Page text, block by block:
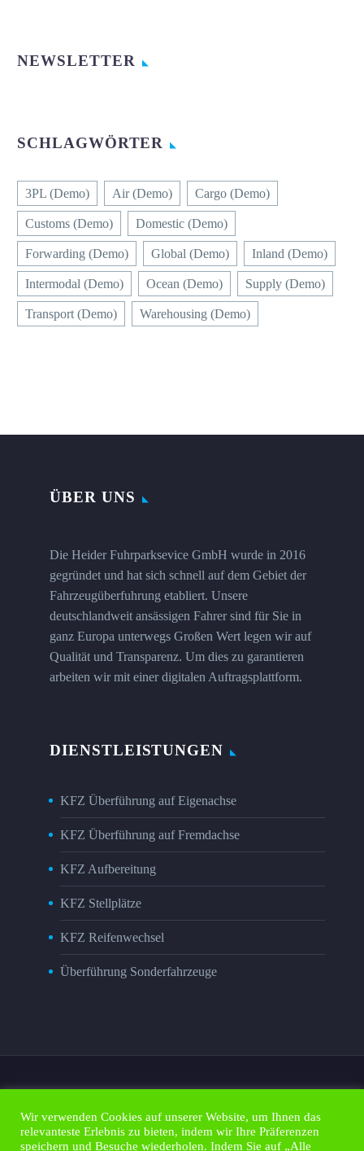
NEWSLETTER
SCHLAGWÖRTER
3PL (Demo) Air (Demo) Cargo (Demo)
Customs (Demo) Domestic (Demo)
Forwarding (Demo) Global (Demo) Inland (Demo)
Intermodal (Demo) Ocean (Demo) Supply (Demo)
Transport (Demo) Warehousing (Demo)
ÜBER UNS
Die Heider Fuhrparksevice GmbH wurde in 2016
gegründet und hat sich schnell auf dem Gebiet der
Fahrzeugüberfuhrung etabliert. Unsere
deutschlandweit ansässigen Fahrer sind für Sie in
ganz Europa unterwegs Großen Wert legen wir auf
Qualität und Transparenz. Um dies zu garantieren
arbeiten wir mit einer digitalen Auftragsplattform.
DIENSTLEISTUNGEN
KFZ Überführung auf Eigenachse
KFZ Überführung auf Fremdachse
KFZ Aufbereitung
KFZ Stellplätze
KFZ Reifenwechsel
Überführung Sonderfahrzeuge
Impressum Kontakt Datenschutz
Wir verwenden Cookies auf unserer Website, um Ihnen das
relevanteste Erlebnis zu bieten, indem wir Ihre Präferenzen
speichern und Besuche wiederholen. Indem Sie auf „Alle